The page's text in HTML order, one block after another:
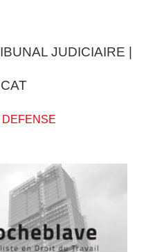
JUDICIAIRE |
DEFENSE